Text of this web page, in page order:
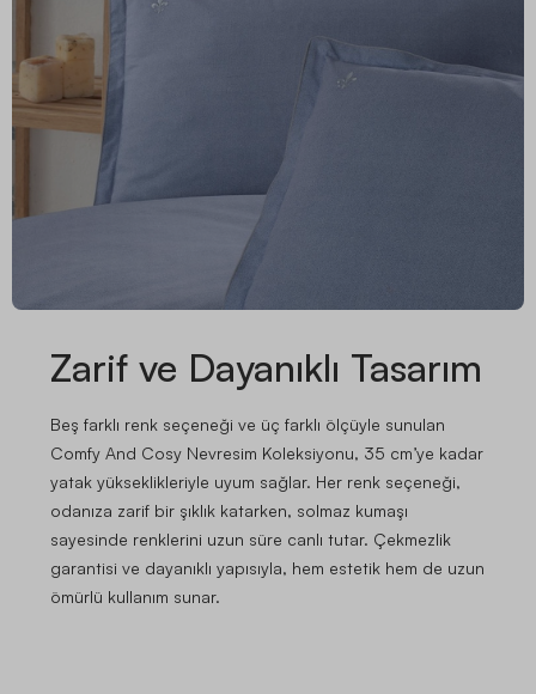
Zarif ve Dayanıklı Tasarım
Beş farklı renk seçeneği ve üç farklı ölçüyle sunulan
Comfy And Cosy Nevresim Koleksiyonu, 35 cm’ye kadar
yatak yükseklikleriyle uyum sağlar. Her renk seçeneği,
odanıza zarif bir şıklık katarken, solmaz kumaşı
sayesinde renklerini uzun süre canlı tutar. Çekmezlik
garantisi ve dayanıklı yapısıyla, hem estetik hem de uzun
ömürlü kullanım sunar.